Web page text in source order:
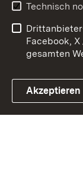
Link zum
Impressum
Technisch
Facebook,
gesamten
Akzeptieren